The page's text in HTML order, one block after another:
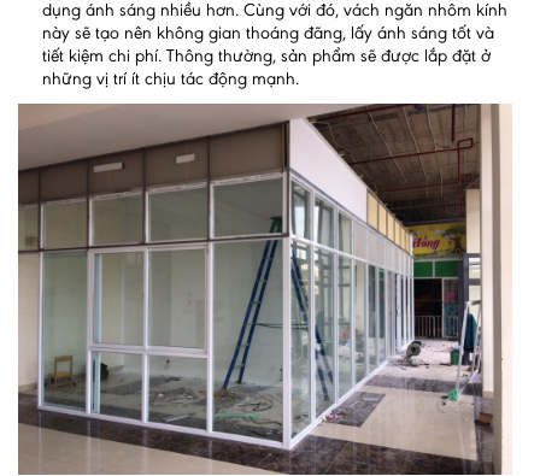
dụng ánh sáng nhiều hơn. Cùng với đó, vách ngăn nhôm kính
này sẽ tạo nên không gian thoáng đãng, lấy ánh sáng tốt và
tiết kiệm chi phí. Thông thường, sản phẩm sẽ được lắp đặt ở
những vị trí ít chịu tác động mạnh.